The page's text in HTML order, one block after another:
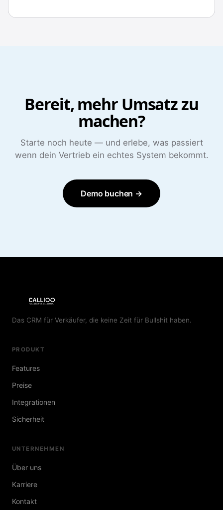
Bereit, mehr Umsatz zu
machen?
Starte noch heute — und erlebe, was passiert
wenn dein Vertrieb ein echtes System bekommt.
Demo buchen →
Das CRM für Verkäufer, die keine Zeit für Bullshit haben.
PRODUKT
Features
Preise
Integrationen
Sicherheit
UNTERNEHMEN
Über uns
Karriere
Kontakt